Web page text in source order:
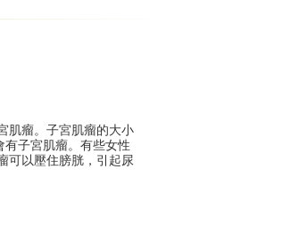
肌瘤。子宮肌瘤的大小
子宮肌瘤。有些女性
可以壓住膀胱，引起尿